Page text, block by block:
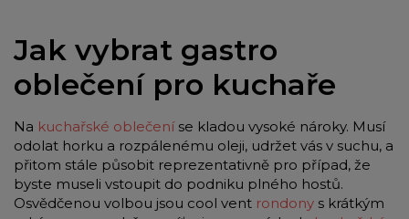
Jak vybrat gastro
oblečení pro kuchaře
Na kuchařské oblečeníse kladou vysoké nároky. Musí
odolat horku a rozpálenému oleji, udržet vás v suchu, a
přitom stále působit reprezentativně pro případ, že
byste museli vstoupit do podniku plného hostů.
Osvědčenou volbou jsou cool vent rondony s krátkým